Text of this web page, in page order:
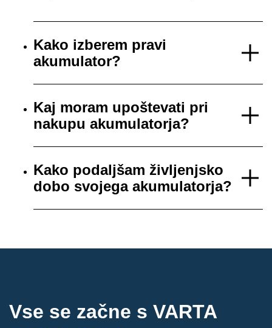
Kako izberem pravi
akumulator?
Kaj moram upoštevati pri
nakupu akumulatorja?
Kako podaljšam življenjsko
dobo svojega akumulatorja?
Vse se začne s VARTA